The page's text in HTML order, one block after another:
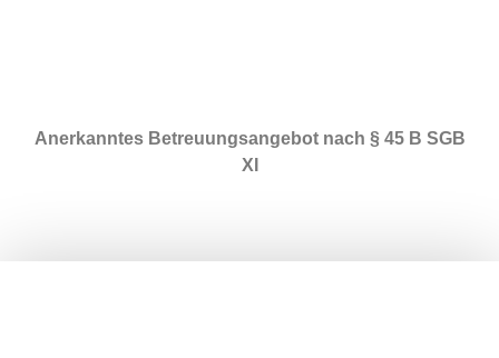
Anerkanntes Betreuungsangebot nach § 45 B SGB
XI